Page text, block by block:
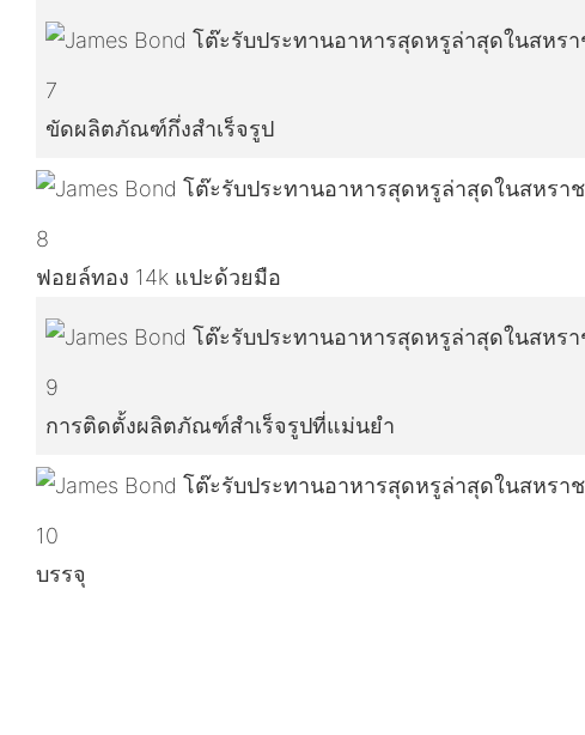
7
ขัดผลิตภัณฑ์กึ่งสำเร็จรูป
8
ฟอยล์ทอง 14k แปะด้วยมือ
9
การติดตั้งผลิตภัณฑ์สำเร็จรูปที่แม่นยำ
10
บรรจุ